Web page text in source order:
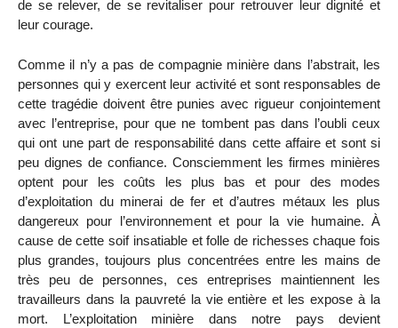
de se relever, de se revitaliser pour retrouver leur dignité et
leur courage.
Comme il n’y a pas de compagnie minière dans l’abstrait, les
personnes qui y exercent leur activité et sont responsables de
cette tragédie doivent être punies avec rigueur conjointement
avec l’entreprise, pour que ne tombent pas dans l’oubli ceux
qui ont une part de responsabilité dans cette affaire et sont si
peu dignes de confiance. Consciemment les firmes minières
optent pour les coûts les plus bas et pour des modes
d’exploitation du minerai de fer et d’autres métaux les plus
dangereux pour l’environnement et pour la vie humaine. À
cause de cette soif insatiable et folle de richesses chaque fois
plus grandes, toujours plus concentrées entre les mains de
très peu de personnes, ces entreprises maintiennent les
travailleurs dans la pauvreté la vie entière et les expose à la
mort. L’exploitation minière dans notre pays devient